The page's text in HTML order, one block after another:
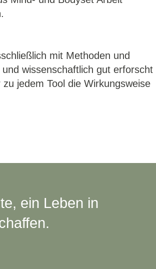
mit Methoden und
wissenschaftlich gut erforscht
jedem Tool die Wirkungsweise
ein Leben in